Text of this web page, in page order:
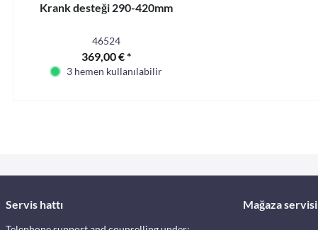
Krank desteği 290-420mm
46524
369,00 € *
3 hemen kullanılabilir
Servis hattı Mağaza servisi